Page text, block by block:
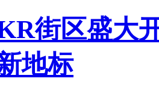
街区盛大
地标